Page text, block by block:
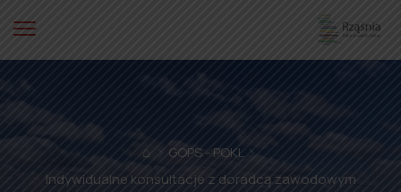
⌂
GOPS - POKL
Indywidualne konsultacje z doradcą zawodowym